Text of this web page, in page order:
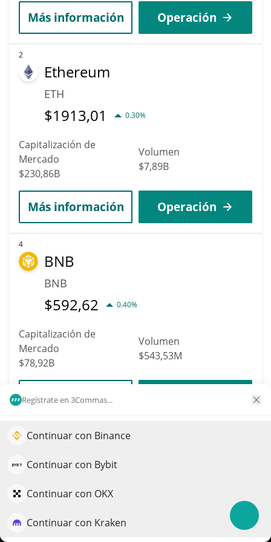
Regístrate en 3Commas...
Continuar con Binance
Continuar con Bybit
Continuar con OKX
Continuar con Kraken
Más información Operación
2
Ethereum
ETH
$1913,01 0.30%
Capitalización de
Mercado
$230,86B
Volumen
$7,89B
Más información Operación
4
BNB
BNB
$592,62 0.40%
Capitalización de
Mercado
$78,92B
Volumen
$543,53M
Más información
6
XRP
$1,02 1.10%
Capitalización de
Impulse el crecimiento de su portafolio con IA
QuantPilot es una plataforma integral de estrategias donde
sus estrategias y realizan investigación de mercado
Pruébelo gratis